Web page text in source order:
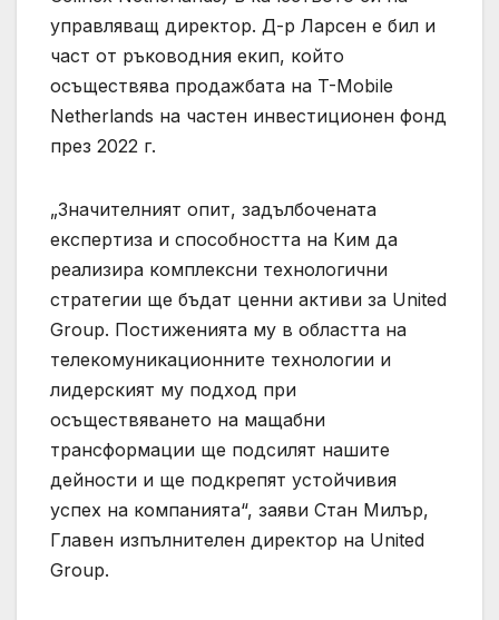
управляващ директор. Д-р Ларсен е бил и
част от ръководния екип, който
осъществява продажбата на T-Mobile
Netherlands на частен инвестиционен фонд
през 2022 г.
„Значителният опит, задълбочената
експертиза и способността на Ким да
реализира комплексни технологични
стратегии ще бъдат ценни активи за United
Group. Постиженията му в областта на
телекомуникационните технологии и
лидерският му подход при
осъществяването на мащабни
трансформации ще подсилят нашите
дейности и ще подкрепят устойчивия
успех на компанията“, заяви Стан Милър,
Главен изпълнителен директор на United
Group.